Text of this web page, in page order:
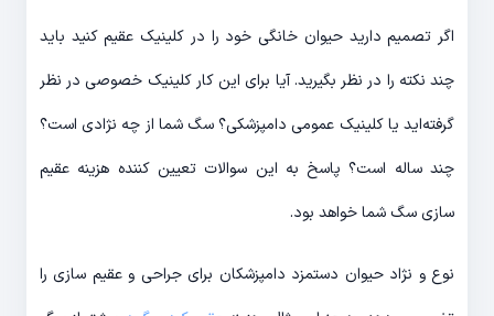
اگر تصمیم دارید حیوان خانگی خود را در کلینیک عقیم کنید باید
چند نکته را در نظر بگیرید. آیا برای این کار کلینیک خصوصی در نظر
گرفته‌اید یا کلینیک عمومی دامپزشکی؟ سگ شما از چه نژادی است؟
چند ساله است؟ پاسخ به این سوالات تعیین کننده هزینه عقیم
سازی سگ شما خواهد بود.
نوع و نژاد حیوان دستمزد دامپزشکان برای جراحی و عقیم سازی را